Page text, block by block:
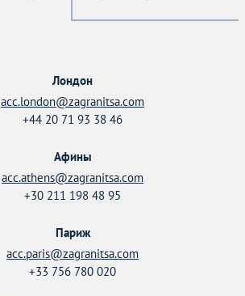
Лондон
acc.london@zagranitsa.com
+44 20 71 93 38 46
Афины
acc.athens@zagranitsa.com
+30 211 198 48 95
Париж
acc.paris@zagranitsa.com
+33 756 780 020